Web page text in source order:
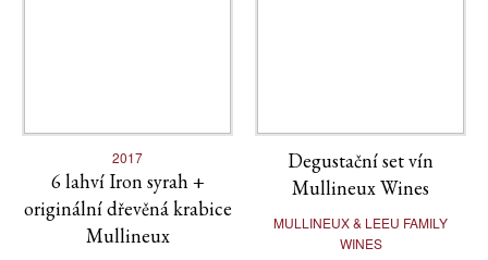
2017
6 lahví Iron syrah +
originální dřevěná krabice
Mullineux
Degustační set vín
Mullineux Wines
MULLINEUX & LEEU FAMILY
WINES